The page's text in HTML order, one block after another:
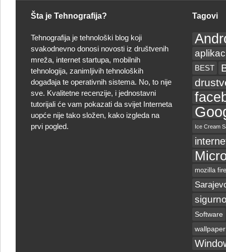
Šta je Tehnografija?
Tehnografija je tehnološki blog koji
svakodnevno donosi novosti iz društvenih
mreža, internet startupa, mobilnih
tehnologija, zanimljivih tehnoloških
događaja te operativnih sistema. No, to nije
sve. Kvalitetne recenzije, i jednostavni
tutorijali će vam pokazati da svijet Interneta
uopće nije tako složen, kako izgleda na
prvi pogled.
Tagovi
BEST
Ice Cream
mozilla
Software
wallpaper